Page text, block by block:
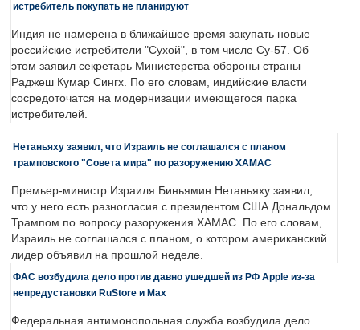
истребитель покупать не планируют
Индия не намерена в ближайшее время закупать новые
российские истребители "Сухой", в том числе Су-57. Об
этом заявил секретарь Министерства обороны страны
Раджеш Кумар Сингх. По его словам, индийские власти
сосредоточатся на модернизации имеющегося парка
истребителей.
Нетаньяху заявил, что Израиль не соглашался с планом
трамповского "Совета мира" по разоружению ХАМАС
Премьер-министр Израиля Биньямин Нетаньяху заявил,
что у него есть разногласия с президентом США Дональдом
Трампом по вопросу разоружения ХАМАС. По его словам,
Израиль не соглашался с планом, о котором американский
лидер объявил на прошлой неделе.
ФАС возбудила дело против давно ушедшей из РФ Apple из-за
непредустановки RuStore и Max
Федеральная антимонопольная служба возбудила дело